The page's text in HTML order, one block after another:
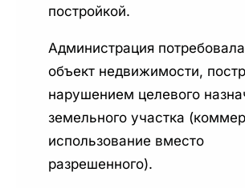
постройкой.
Администрация
объект недвижимости,
нарушением целевого
земельного участка
использование вместо
разрешенного).